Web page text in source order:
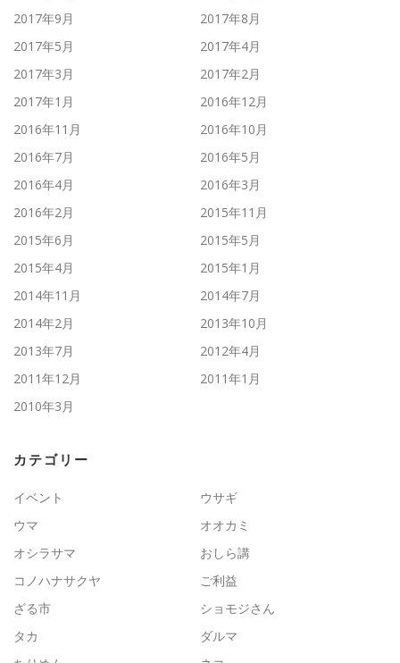
2017年9月
2017年8月
2017年5月
2017年4月
2017年3月
2017年2月
2017年1月
2016年12月
2016年11月
2016年10月
2016年7月
2016年5月
2016年4月
2016年3月
2016年2月
2015年11月
2015年6月
2015年5月
2015年4月
2015年1月
2014年11月
2014年7月
2014年2月
2013年10月
2013年7月
2012年4月
2011年12月
2011年1月
2010年3月
カテゴリー
イベント
ウサギ
ウマ
オオカミ
オシラサマ
おしら講
コノハナサクヤ
ご利益
ざる市
ショモジさん
タカ
ダルマ